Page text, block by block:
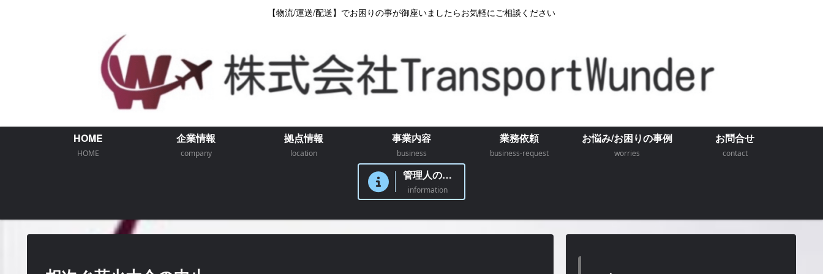
【物流/運送/配送】でお困りの事が御座いましたらお気軽にご相談ください
HOME
HOME
企業情報
company
拠点情報
location
事業内容
business
業務依頼
business-request
お悩み/お困りの事例
worries
お問合せ
contact
管理人のつぶやき
information